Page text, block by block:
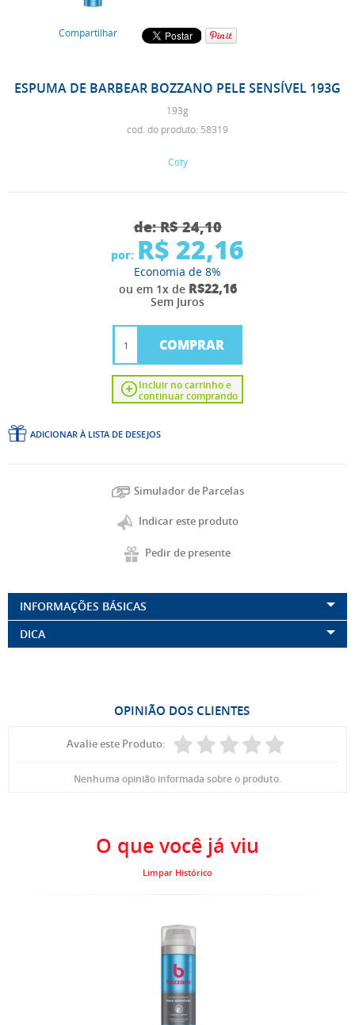
Compartilhar
ESPUMA DE BARBEAR BOZZANO PELE SENSÍVEL 193G
193g
cod. do produto: 58319
Coty
de:R$ 24,10
por: R$ 22,16
Economia de 8%
ou em 1x de R$22,16
Sem Juros
COMPRAR
Incluir no carrinho e
continuar comprando
ADICIONAR À LISTA DE DESEJOS
Simulador de Parcelas
Indicar este produto
Pedir de presente
INFORMAÇÕES BÁSICAS
DICA
OPINIÃO DOS CLIENTES
Avalie este Produto:
Nenhuma opinião informada sobre o produto.
O que você já viu
Limpar Histórico